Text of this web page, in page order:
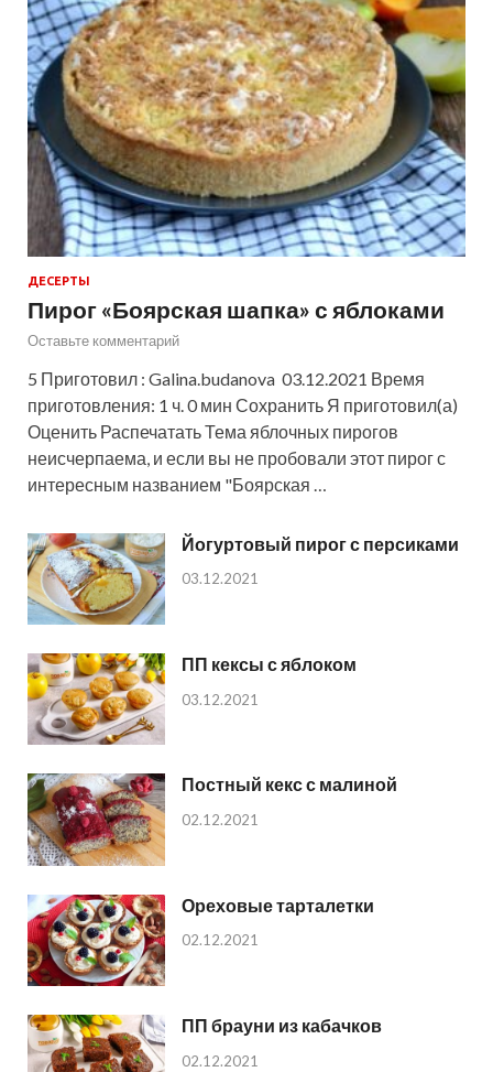
ДЕСЕРТЫ
Пирог «Боярская шапка» с яблоками
Оставьте комментарий
5 Приготовил : Galina.budanova 03.12.2021 Время
приготовления: 1 ч. 0 мин Сохранить Я приготовил(а)
Оценить Распечатать Тема яблочных пирогов
неисчерпаема, и если вы не пробовали этот пирог с
интересным названием "Боярская …
Йогуртовый пирог с персиками
03.12.2021
ПП кексы с яблоком
03.12.2021
Постный кекс с малиной
02.12.2021
Ореховые тарталетки
02.12.2021
ПП брауни из кабачков
02.12.2021